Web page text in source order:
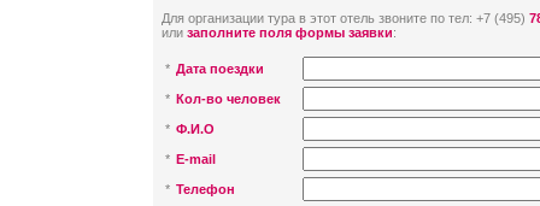
Для организации тура в этот отель звоните по тел: +7 (495)
или заполните поля формы заявки:
* Дата поездки
* Кол-во человек
* Ф.И.О
* E-mail
* Телефон